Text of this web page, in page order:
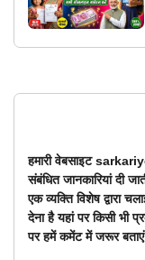
हमारी वेबसाइट
संबंधित जानकारियां दी
एक व्यक्ति विशेष द्वारा
देना है यहां पर किसी भी
पर हमें कमेंट में जरूर बताएं